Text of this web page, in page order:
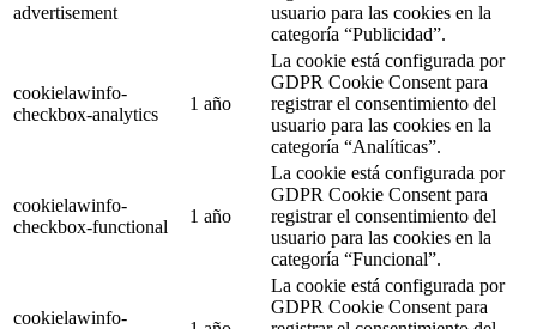
advertisement
usuario para las cookies en la
categoría “Publicidad”.
cookielawinfo-
checkbox-analytics
1 año
La cookie está configurada por
GDPR Cookie Consent para
registrar el consentimiento del
usuario para las cookies en la
categoría “Analíticas”.
cookielawinfo-
checkbox-functional
1 año
La cookie está configurada por
GDPR Cookie Consent para
registrar el consentimiento del
usuario para las cookies en la
categoría “Funcional”.
cookielawinfo-
La cookie está configurada por
GDPR Cookie Consent para